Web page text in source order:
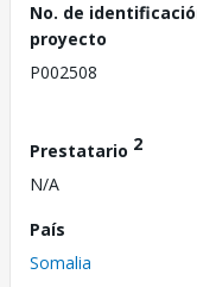
No. de
proyecto
P002508
Prestatario 2
N/A
País
Somalia